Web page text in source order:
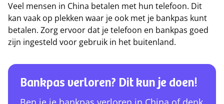
Veel mensen in China betalen met hun telefoon. Dit
kan vaak op plekken waar je ook met je bankpas kunt
betalen. Zorg ervoor dat je telefoon en bankpas goed
zijn ingesteld voor gebruik in het buitenland.
Bankpas verloren? Dit kun je doen!